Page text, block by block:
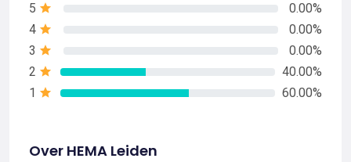
5
0.00%
4
0.00%
3
0.00%
2
40.00%
1
60.00%
Over HEMA Leiden